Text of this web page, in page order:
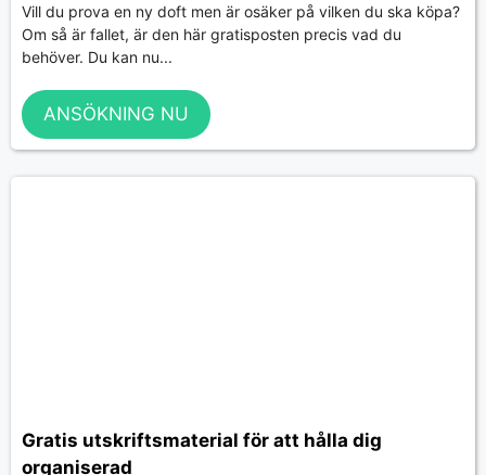
Vill du prova en ny doft men är osäker på vilken du ska köpa?
Om så är fallet, är den här gratisposten precis vad du
behöver. Du kan nu...
ANSÖKNING NU
Gratis utskriftsmaterial för att hålla dig
organiserad